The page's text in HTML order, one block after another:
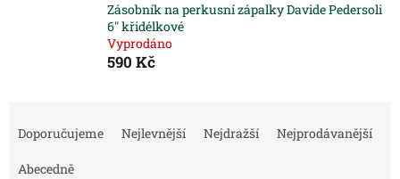
Zásobník na perkusní zápalky Davide Pedersoli
6" křidélkové
Vyprodáno
590 Kč
Doporučujeme Nejlevnější Nejdražší Nejprodávanější
Abecedně